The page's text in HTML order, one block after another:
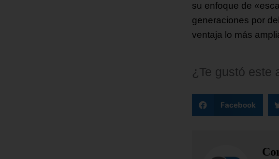
su enfoque de
generaciones por
ventaja lo más
¿Te gustó este
Facebook